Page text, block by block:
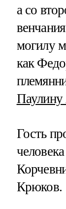
а со
могилу
как
Паулину
Гость
Крюков.